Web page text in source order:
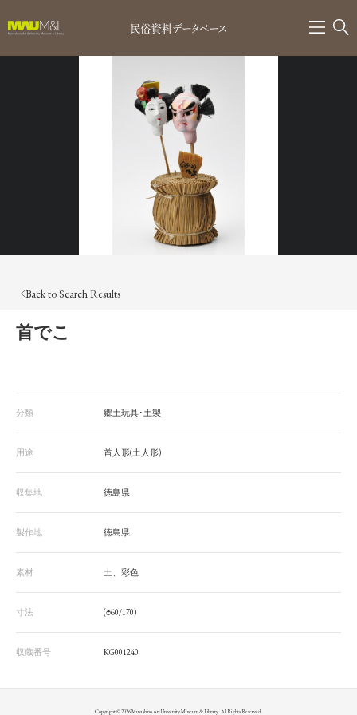
Back to Search Results
首でこ
分類 郷土玩具･土製
用途 首人形(土人形)
収集地 徳島県
製作地 徳島県
素材 土、彩色
寸法 (φ60/170)
収蔵番号 KG001240
Copyright © 2026 Musashino Art University Museum & Library. All Rights Reserved.